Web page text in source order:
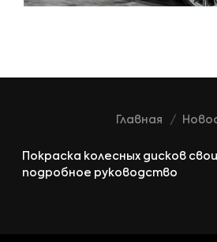
Главная
Покраска колесных дисков
подробное руководство